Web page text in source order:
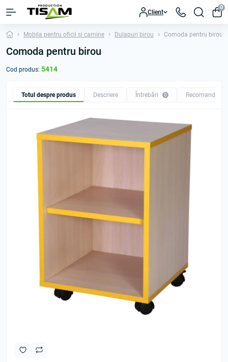
Client
0
Mobila pentru oficii si camine Dulapuri birou Comoda pentru birou
Comoda pentru birou
Cod produs: 5414
Totul despre produs Descriere Întrebări 0 Recomandăm